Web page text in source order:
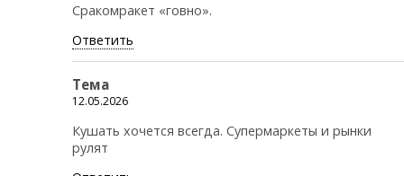
Сракомракет «говно».
Ответить
Тема
12.05.2026
Кушать хочется всегда. Супермаркеты и рынки
рулят